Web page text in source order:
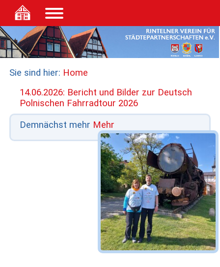
Sie sind hier: Home
14.06.2026: Bericht und Bilder zur Deutsch
Polnischen Fahrradtour 2026
Demnächst mehr Mehr